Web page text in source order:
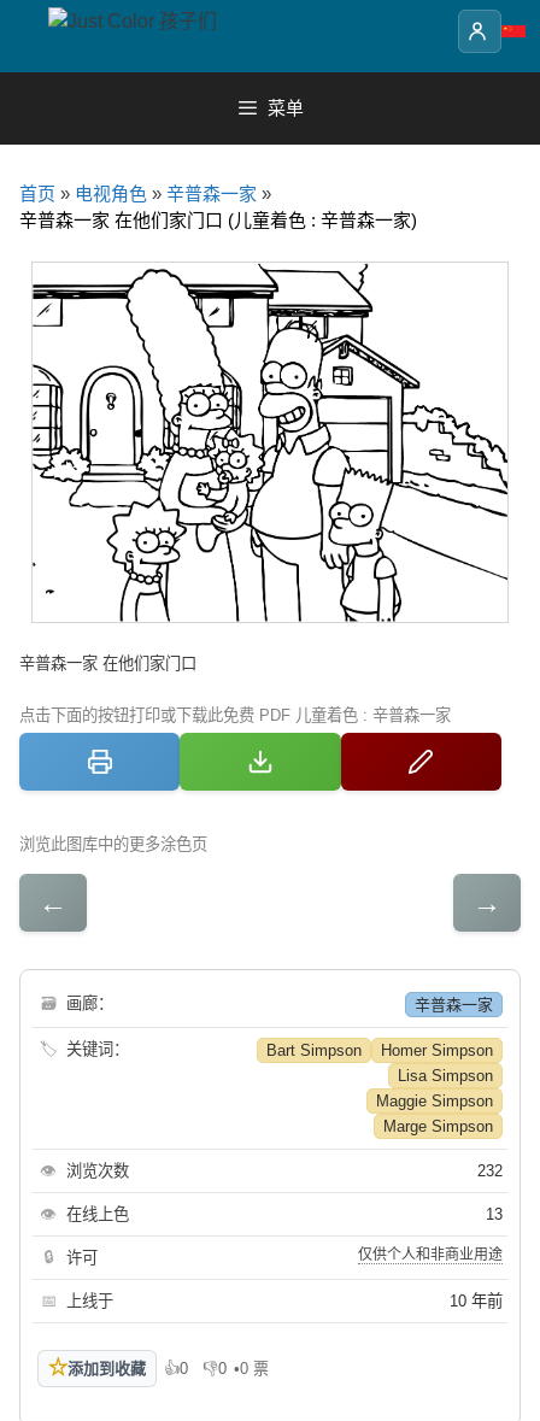
content
菜单
首页 » 电视角色 » 辛普森一家 »
辛普森一家 在他们家门口 (儿童着色 : 辛普森一家)
辛普森一家 在他们家门口
点击下面的按钮打印或下载此免费 PDF 儿童着色 : 辛普森一家
浏览此图库中的更多涂色页
← →
🗃 画廊： 辛普森一家
🏷 关键词： Bart Simpson
Homer Simpson
Lisa Simpson
Maggie Simpson
Marge Simpson
👁 浏览次数 232
👁 在线上色 13
🔒 许可 仅供个人和非商业用途
📅 上线于 10 年前
☆添加到收藏 👍0
喜欢 👎0
不喜欢
•0 票